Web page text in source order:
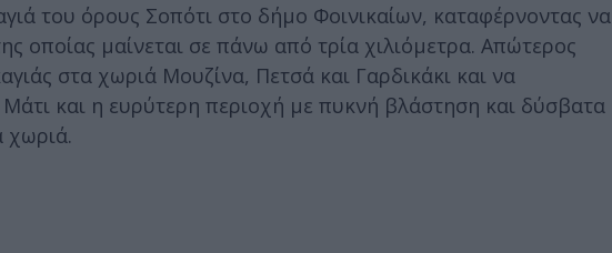
του όρους Σοπότι στο δήμο Φοινικαίων, καταφέρνοντας να
οποίας μαίνεται σε πάνω από τρία χιλιόμετρα. Απώτερος
στα χωριά Μουζίνα, Πετσά και Γαρδικάκι και να
και η ευρύτερη περιοχή με πυκνή βλάστηση και δύσβατα
χωριά.